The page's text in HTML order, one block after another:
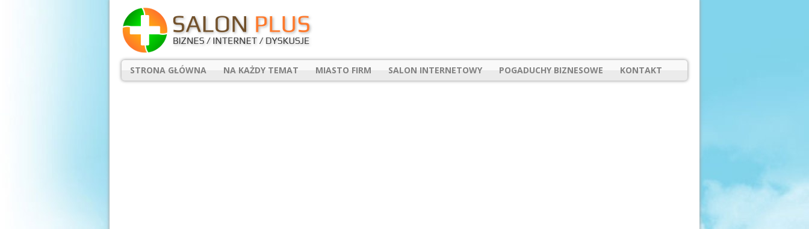
STRONA GŁÓWNA NA KAŻDY TEMAT MIASTO FIRM SALON INTERNETOWY POGADUCHY BIZNESOWE KONTAKT